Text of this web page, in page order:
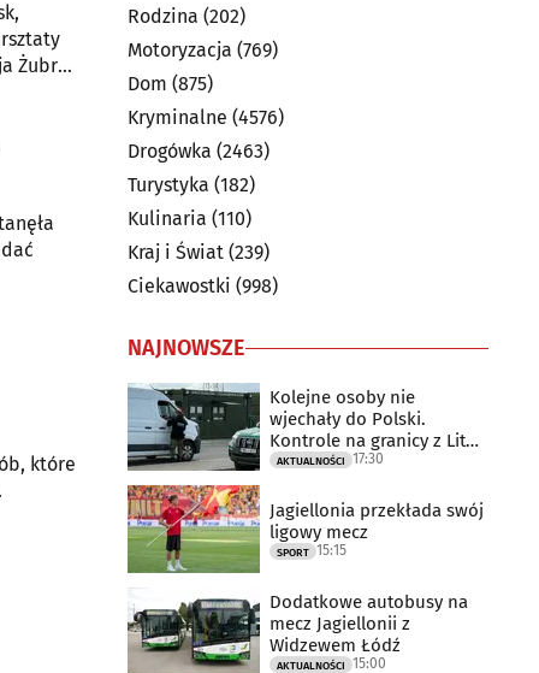
Żubr
które
Rodzina (202)
Motoryzacja (769)
Dom (875)
Kryminalne (4576)
Drogówka (2463)
Turystyka (182)
Kulinaria (110)
Kraj i Świat (239)
Ciekawostki (998)
NAJNOWSZE
Kolejne osoby nie
wjechały do Polski.
Kontrole na granicy z Litwą
trwają
AKTUALNOŚCI 17:30
Jagiellonia przekłada swój
ligowy mecz
SPORT 15:15
Dodatkowe autobusy na
mecz Jagiellonii z
Widzewem Łódź
AKTUALNOŚCI 15:00